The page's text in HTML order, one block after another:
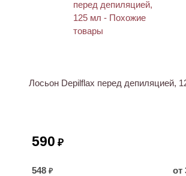
Лосьон Depilflax перед депиляцией,
590 ₽
548 ₽
от